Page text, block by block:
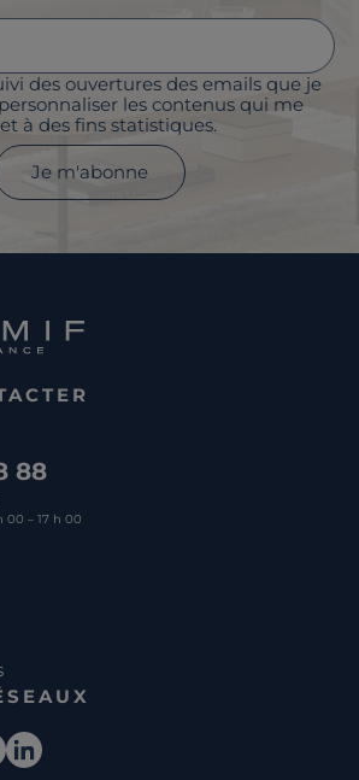
des ouvertures des emails que je
les contenus qui me
à des fins statistiques.
Je m'abonne
88
00 – 17 h 00